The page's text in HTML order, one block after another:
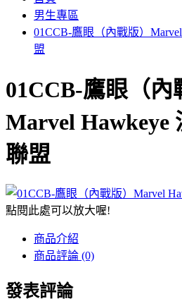
男生專區
01CCB-鷹眼（內戰版）
盟
01CCB-鷹眼（內
Marvel Hawkeye
聯盟
點閱此處可以放大喔!
商品介紹
商品評論 (0)
發表評論